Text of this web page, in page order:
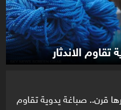
الاندثار
قرن.. صباغة يدوية تقاوم